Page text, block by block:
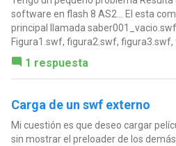
software en flash 8 AS2... El esta
principal llamada
Figura1.swf, figura2.swf, figura3.swf,
1 respuesta
Carga de un swf externo
Mi cuestión es que deseo cargar
sin mostrar el preloader de los